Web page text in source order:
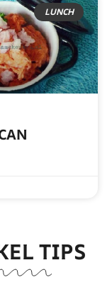
LUNCH
TIPS